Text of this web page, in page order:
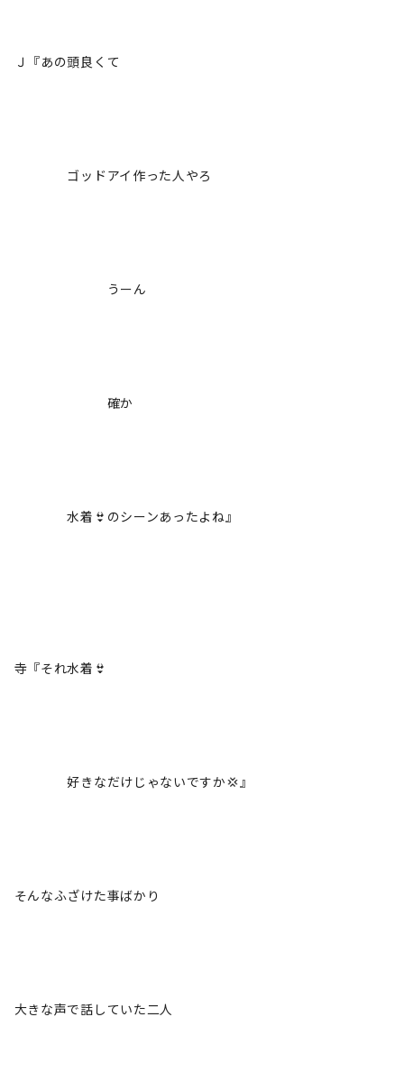
Ｊ『あの頭良くて
ゴッドアイ作った人やろ
うーん
確か
水着👙のシーンあったよね』
寺『それ水着👙
好きなだけじゃないですか💢』
そんなふざけた事ばかり
大きな声で話していた二人